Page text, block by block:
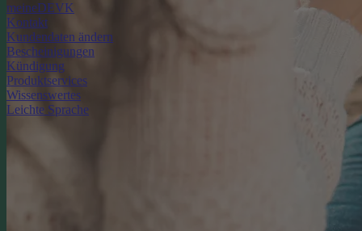
meineDEVK
Kontakt
Kundendaten ändern
Bescheinigungen
Kündigung
Produktservices
Wissenswertes
Leichte Sprache